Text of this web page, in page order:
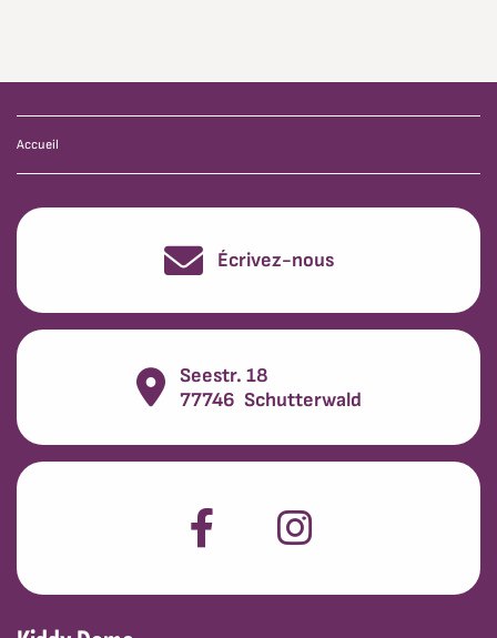
Accueil
Écrivez-nous
Seestr. 18
77746 Schutterwald